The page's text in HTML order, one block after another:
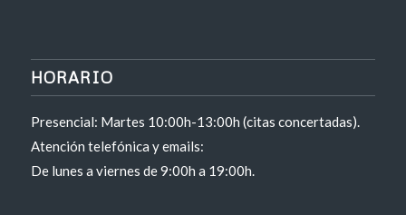
HORARIO
Presencial: Martes 10:00h-13:00h (citas concertadas).
Atención telefónica y emails:
De lunes a viernes de 9:00h a 19:00h.